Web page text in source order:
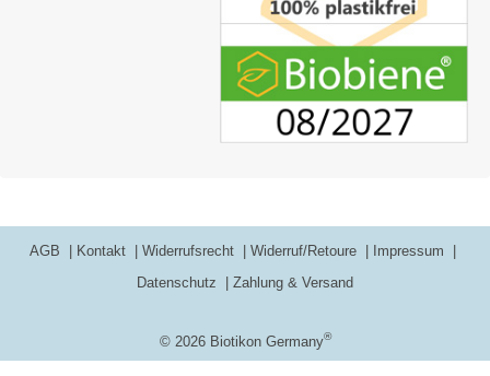
© 2026 Biotikon Germany®
AGB Kontakt Widerrufsrecht Widerruf/Retoure
Impressum
Datenschutz
Zahlung & Versand